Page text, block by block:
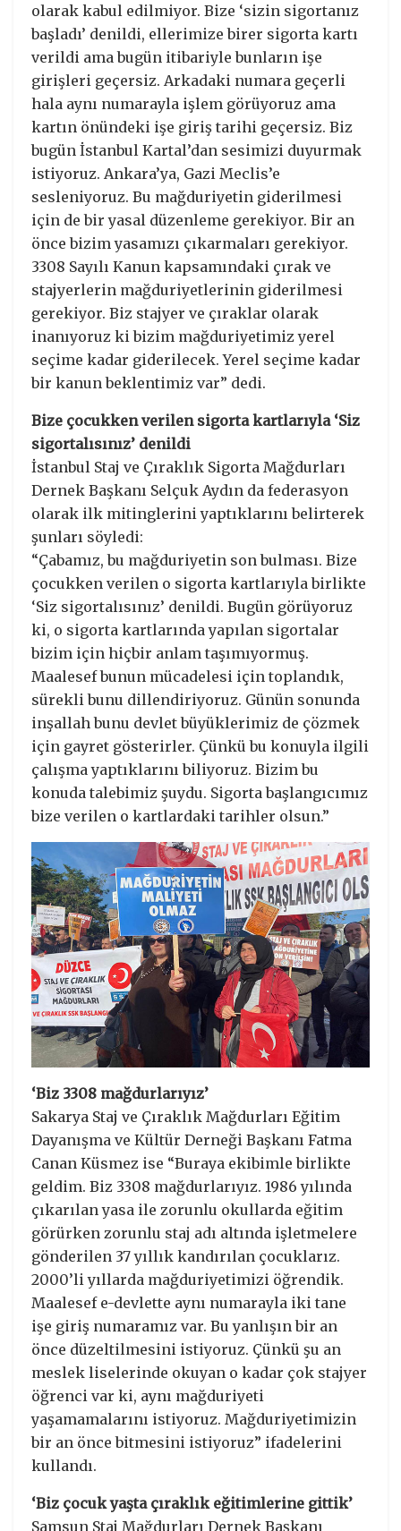
olarak kabul edilmiyor. Bize ‘sizin sigortanız
başladı’ denildi, ellerimize birer sigorta kartı
verildi ama bugün itibariyle bunların işe
girişleri geçersiz. Arkadaki numara geçerli
hala aynı numarayla işlem görüyoruz ama
kartın önündeki işe giriş tarihi geçersiz. Biz
bugün İstanbul Kartal’dan sesimizi duyurmak
istiyoruz. Ankara’ya, Gazi Meclis’e
sesleniyoruz. Bu mağduriyetin giderilmesi
için de bir yasal düzenleme gerekiyor. Bir an
önce bizim yasamızı çıkarmaları gerekiyor.
3308 Sayılı Kanun kapsamındaki çırak ve
stajyerlerin mağduriyetlerinin giderilmesi
gerekiyor. Biz stajyer ve çıraklar olarak
inanıyoruz ki bizim mağduriyetimiz yerel
seçime kadar giderilecek. Yerel seçime kadar
bir kanun beklentimiz var” dedi.
Bize çocukken verilen sigorta kartlarıyla ‘Siz
sigortalısınız’ denildi
İstanbul Staj ve Çıraklık Sigorta Mağdurları
Dernek Başkanı Selçuk Aydın da federasyon
olarak ilk mitinglerini yaptıklarını belirterek
şunları söyledi:
“Çabamız, bu mağduriyetin son bulması. Bize
çocukken verilen o sigorta kartlarıyla birlikte
‘Siz sigortalısınız’ denildi. Bugün görüyoruz
ki, o sigorta kartlarında yapılan sigortalar
bizim için hiçbir anlam taşımıyormuş.
Maalesef bunun mücadelesi için toplandık,
sürekli bunu dillendiriyoruz. Günün sonunda
inşallah bunu devlet büyüklerimiz de çözmek
için gayret gösterirler. Çünkü bu konuyla ilgili
çalışma yaptıklarını biliyoruz. Bizim bu
konuda talebimiz şuydu. Sigorta başlangıcımız
bize verilen o kartlardaki tarihler olsun.”
‘Biz 3308 mağdurlarıyız’
Sakarya Staj ve Çıraklık Mağdurları Eğitim
Dayanışma ve Kültür Derneği Başkanı Fatma
Canan Küsmez ise “Buraya ekibimle birlikte
geldim. Biz 3308 mağdurlarıyız. 1986 yılında
çıkarılan yasa ile zorunlu okullarda eğitim
görürken zorunlu staj adı altında işletmelere
gönderilen 37 yıllık kandırılan çocuklarız.
2000’li yıllarda mağduriyetimizi öğrendik.
Maalesef e-devlette aynı numarayla iki tane
işe giriş numaramız var. Bu yanlışın bir an
önce düzeltilmesini istiyoruz. Çünkü şu an
meslek liselerinde okuyan o kadar çok stajyer
öğrenci var ki, aynı mağduriyeti
yaşamamalarını istiyoruz. Mağduriyetimizin
bir an önce bitmesini istiyoruz” ifadelerini
kullandı.
‘Biz çocuk yaşta çıraklık eğitimlerine gittik’
Samsun Staj Mağdurları Dernek Başkanı